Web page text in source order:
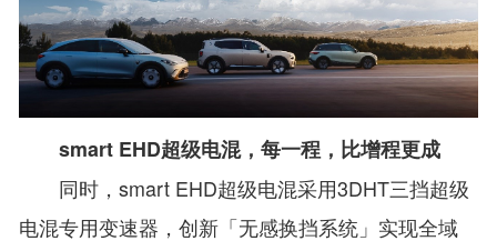
smart EHD超级电混，每一程，比增程更成
同时，smart EHD超级电混采用3DHT三挡超级
电混专用变速器，创新「无感换挡系统」实现全域